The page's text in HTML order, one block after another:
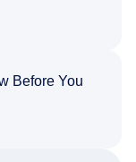
Before You